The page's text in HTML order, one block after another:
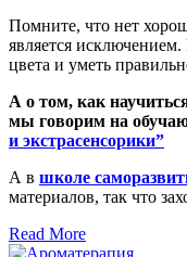
Помните, что нет
является
цвета и уметь
А о том, как
мы говорим на
и экстрасенсорики”
А в школе
материалов, так что
Read More